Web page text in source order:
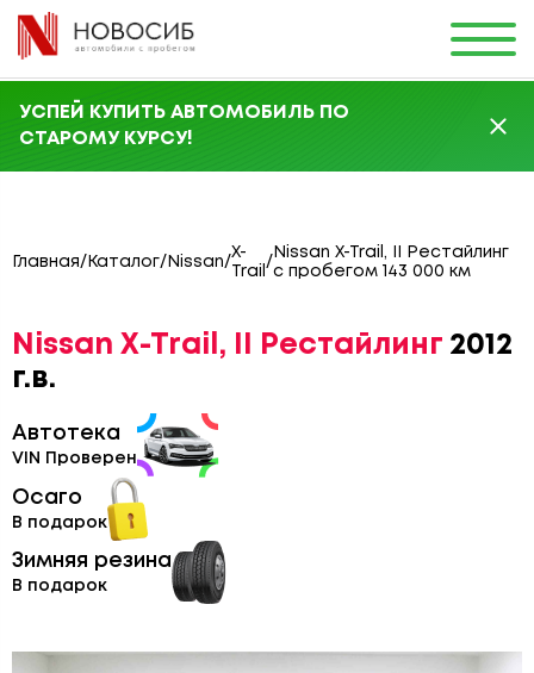
УСПЕЙ КУПИТЬ АВТОМОБИЛЬ ПО
СТАРОМУ КУРСУ!
Главная/ Каталог/ Nissan/
X-
Trail
/
Nissan X-Trail, II Рестайлинг
с пробегом 143 000 км
Nissan X-Trail, II Рестайлинг 2012
г.в.
Автотека
VIN Проверен
Осаго
В подарок
Зимняя резина
В подарок